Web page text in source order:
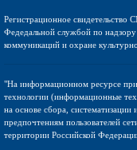
Регистрационное
Федедальной службой по надзору
коммуникаций и охране
"На информационном ресурсе
технологии (информационные
на основе сбора, систематизации
предпочтениям пользователей
территории Российской